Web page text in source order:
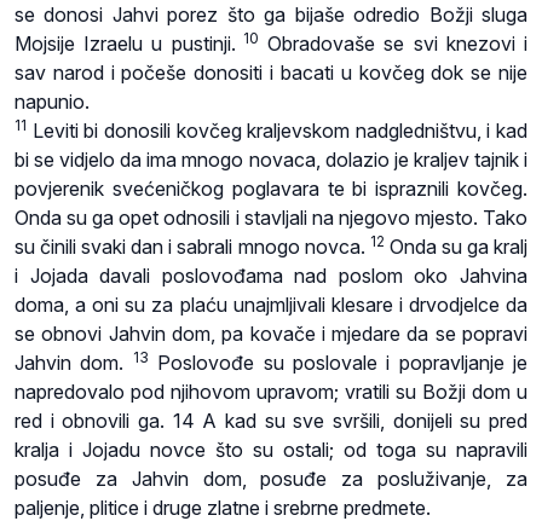
se donosi Jahvi porez što ga bijaše odredio Božji sluga
Mojsije Izraelu u pustinji. 10 Obradovaše se svi knezovi i
sav narod i počeše donositi i bacati u kovčeg dok se nije
napunio.
11 Leviti bi donosili kovčeg kraljevskom nadgledništvu, i kad
bi se vidjelo da ima mnogo novaca, dolazio je kraljev tajnik i
povjerenik svećeničkog poglavara te bi ispraznili kovčeg.
Onda su ga opet odnosili i stavljali na njegovo mjesto. Tako
su činili svaki dan i sabrali mnogo novca. 12 Onda su ga kralj
i Jojada davali poslovođama nad poslom oko Jahvina
doma, a oni su za plaću unajmljivali klesare i drvodjelce da
se obnovi Jahvin dom, pa kovače i mjedare da se popravi
Jahvin dom.
13 Poslovođe su poslovale i popravljanje je
napredovalo pod njihovom upravom; vratili su Božji dom u
red i obnovili ga. 14 A kad su sve svršili, donijeli su pred
kralja i Jojadu novce što su ostali; od toga su napravili
posuđe za Jahvin dom, posuđe za posluživanje, za
paljenje, plitice i druge zlatne i srebrne predmete.